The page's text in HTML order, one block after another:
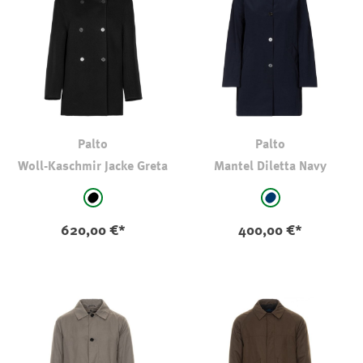
Palto
Woll-Kaschmir Jacke Greta
auswählen
schwarz
620,00 €*
Palto
Mantel Diletta Navy
auswählen
marine
400,00 €*